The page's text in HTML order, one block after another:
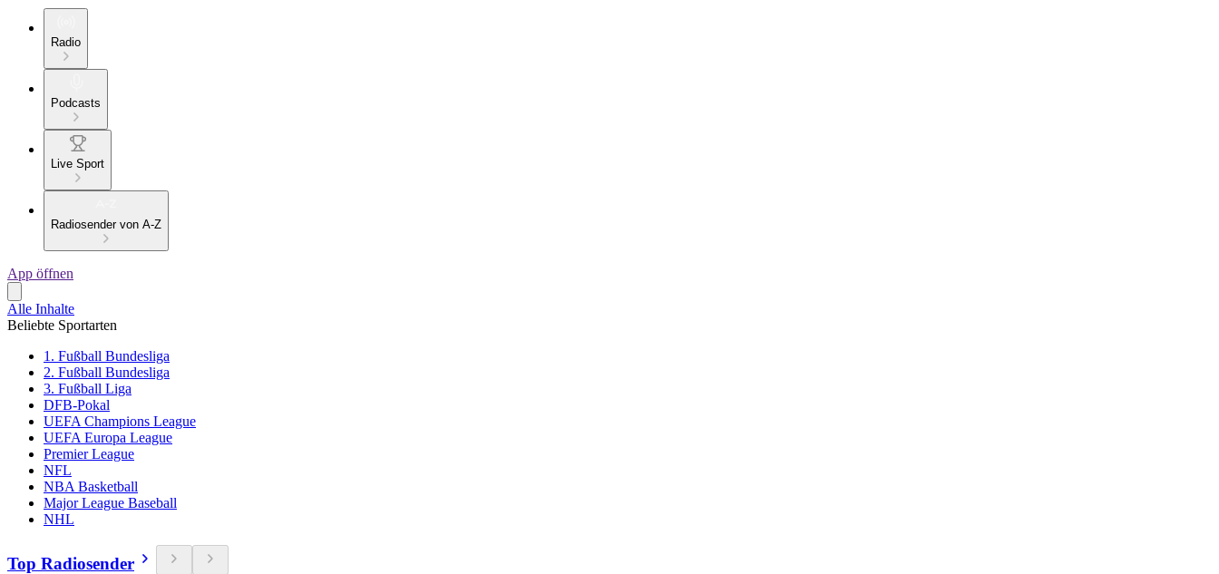
Radio
Podcasts
Live Sport
Radiosender von A-Z
App öffnen
Alle Inhalte
Beliebte Sportarten
1. Fußball Bundesliga
2. Fußball Bundesliga
3. Fußball Liga
DFB-Pokal
UEFA Champions League
UEFA Europa League
Premier League
NFL
NBA Basketball
Major League Baseball
NHL
Top Radiosender